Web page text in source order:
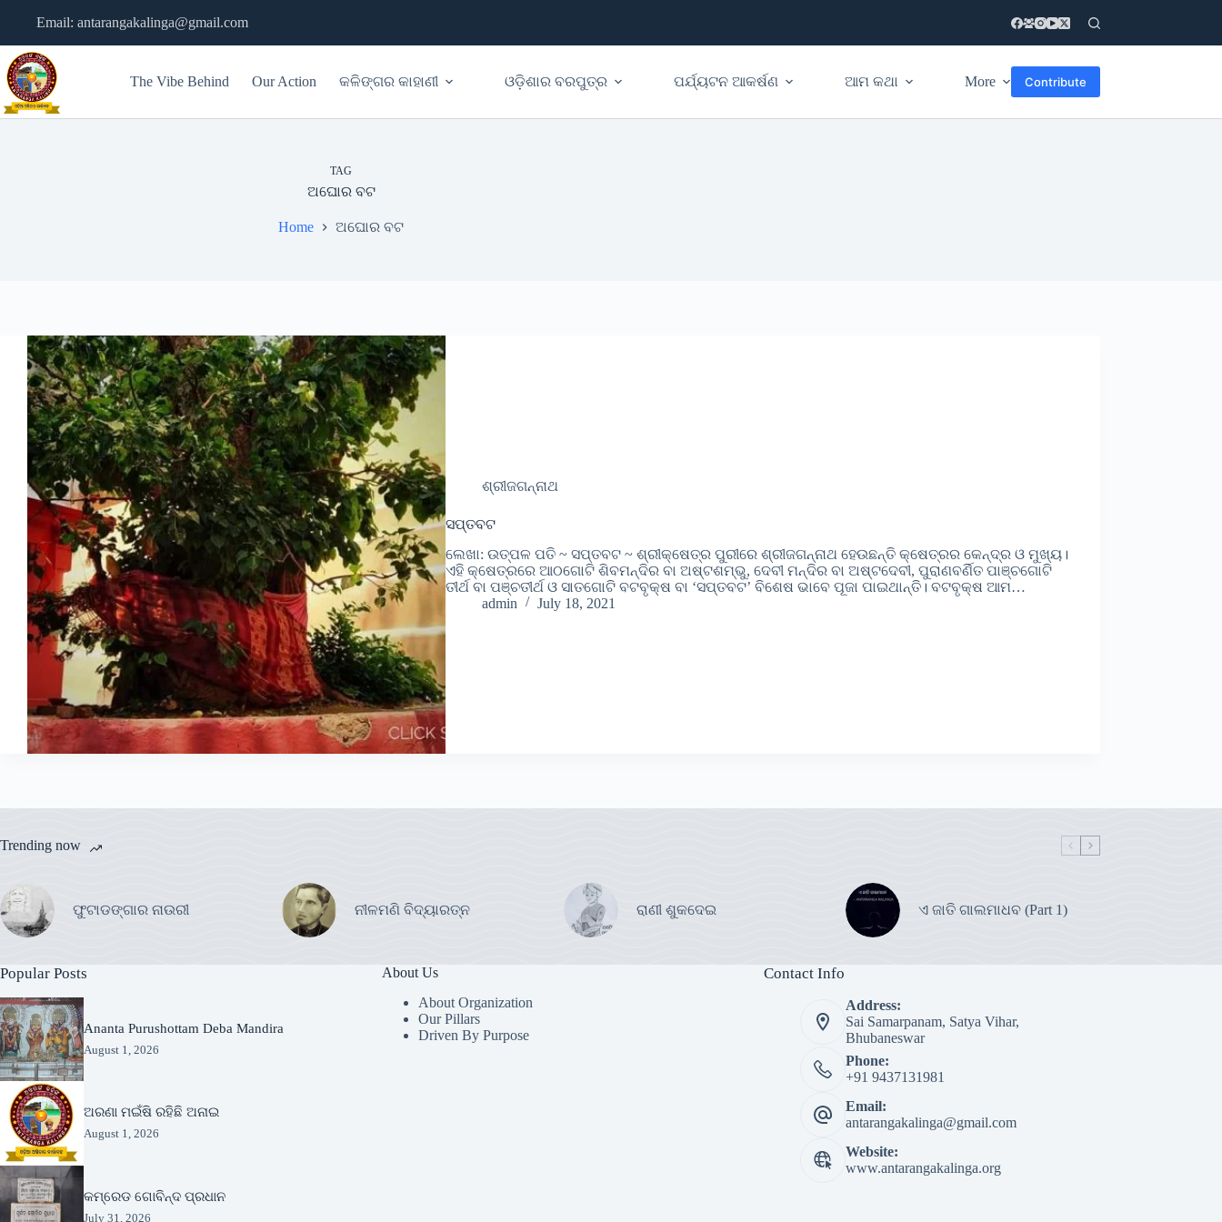
Email: antarangakalinga@gmail.com
The Vibe Behind Our Action କଳିଙ୍ଗର କାହାଣୀ ଓଡ଼ିଶାର ବରପୁତ୍ର ପର୍ଯ୍ୟଟନ ଆକର୍ଷଣ ଆମ କଥା More Contribute
TAG
ଅଘୋର ବଟ
Home ଅଘୋର ବଟ
ଶ୍ରୀଜଗନ୍ନାଥ
ସପ୍ତବଟ
ଲେଖା: ଉତ୍ପଳ ପତି ~ ସପ୍ତବଟ ~ ଶ୍ରୀକ୍ଷେତ୍ର ପୁରୀରେ ଶ୍ରୀଜଗନ୍ନାଥ ହେଉଛନ୍ତି କ୍ଷେତ୍ରର କେନ୍ଦ୍ର ଓ ମୁଖ୍ୟ।
ଏହି କ୍ଷେତ୍ରରେ ଆଠଗୋଟି ଶିବମନ୍ଦିର ବା ଅଷ୍ଟଶମ୍ଭୁ, ଦେବୀ ମନ୍ଦିର ବା ଅଷ୍ଟଦେବୀ, ପୁରାଣବର୍ଣିତ ପାଞ୍ଚଗୋଟି
ତୀର୍ଥ ବା ପଞ୍ଚତୀର୍ଥ ଓ ସାତଗୋଟି ବଟବୃକ୍ଷ ବା ‘ସପ୍ତବଟ’ ବିଶେଷ ଭାବେ ପୂଜା ପାଇଥାନ୍ତି। ବଟବୃକ୍ଷ ଆମ…
admin
July 18, 2021
Trending now
ଫୁଟାଡଙ୍ଗାର ନାଉରୀ ନୀଳମଣି ବିଦ୍ୟାରତ୍ନ ରାଣୀ ଶୁକଦେଇ ଏ ଜାତି ଗାଲମାଧବ (Part 1)
Popular Posts
Ananta Purushottam Deba Mandira
August 1, 2026
ଅରଣା ମଇଁଷି ରହିଛି ଅନାଇ
August 1, 2026
କମ୍ରେଡ ଗୋବିନ୍ଦ ପ୍ରଧାନ
July 31, 2026
About Us
About Organization
Our Pillars
Driven By Purpose​
Contact Info
Address:
Sai Samarpanam, Satya Vihar,
Bhubaneswar
Phone:
+91 9437131981
Email:
antarangakalinga@gmail.com
Website:
www.antarangakalinga.org